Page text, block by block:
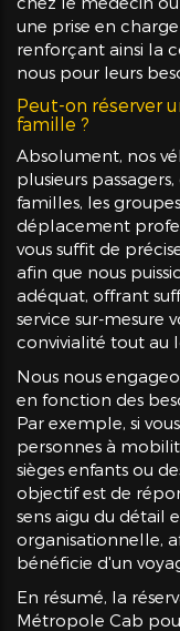
une prise en
renforçant ainsi la
nous pour leurs
Peut-on réserver
famille ?
Absolument, nos
plusieurs
familles, les
déplacement
vous suffit de
afin que nous
adéquat, offrant
service sur-mesure
convivialité tout au
Nous nous
en fonction des
Par exemple, si
personnes à
sièges enfants ou
objectif est de
sens aigu du détail
organisationnelle,
bénéficie d'un
En résumé, la
Métropole Cab